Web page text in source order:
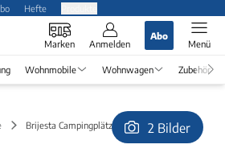
Hefte
Marken Anmelden
Abo
Menü
Wohnmobile Wohnwagen Zubehör
Brijesta Campingplätze in Brijesta2 Bilder